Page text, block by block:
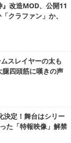
改造MOD、公開11
クラファン」か、
スレイヤーの太も
四頭筋に嘆きの声
決定！舞台はシリー
た「特報映像」解禁